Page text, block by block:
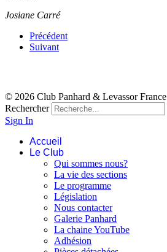
Josiane Carré
Précédent
Suivant
© 2026 Club Panhard & Levassor France
Rechercher
Sign In
Accueil
Le Club
Qui sommes nous?
La vie des sections
Le programme
Législation
Nous contacter
Galerie Panhard
La chaine YouTube
Adhésion